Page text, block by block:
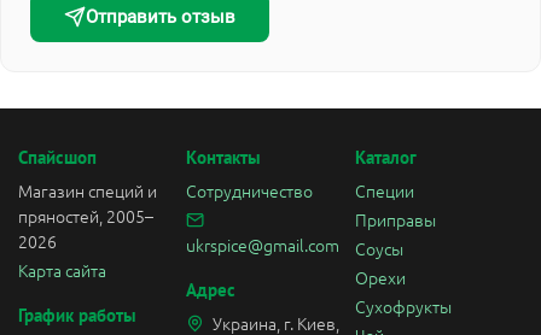
Отправить отзыв
Спайсшоп
Магазин специй и
пряностей, 2005–
2026
Карта сайта
График работы
Контакты
Сотрудничество
ukrspice@gmail.com
Адрес
Украина, г. Киев,
Каталог
Специи
Приправы
Соусы
Орехи
Сухофрукты